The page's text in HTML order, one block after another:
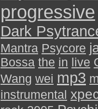
progressive
Dark
Mantra Psycore
Bossa the in live
Wang wei mp3
instrumental